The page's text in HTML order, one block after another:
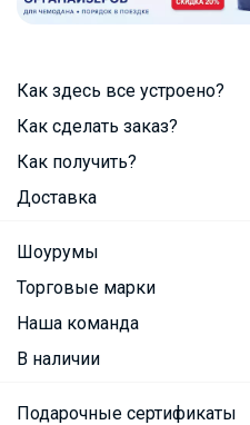
Как здесь все устроено?
Как сделать заказ?
Как получить?
Доставка
Шоурумы
Торговые марки
Наша команда
В наличии
Подарочные сертификаты